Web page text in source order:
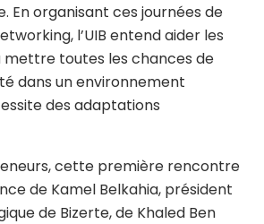
En organisant ces journées de
l’UIB entend aider les
mettre toutes les chances de
dans un environnement
des adaptations
cette première rencontre
de Kamel Belkahia, président
de Bizerte, de Khaled Ben